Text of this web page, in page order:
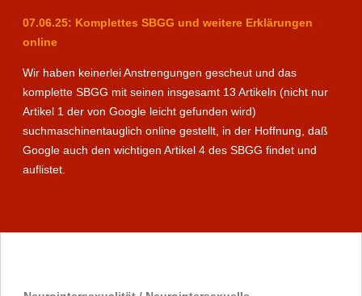
07.06.25: Komplettes SBGG und weitere Erklärungen
online
Wir haben keinerlei Anstrengungen gescheut und das
komplette SBGG mit seinen insgesamt 13 Artikeln (nicht nur
Artikel 1 der von Google leicht gefunden wird)
suchmaschinentauglich online gestellt, in der Hoffnung, daß
Google auch den wichtigen Artikel 4 des SBGG findet und
auflistet.